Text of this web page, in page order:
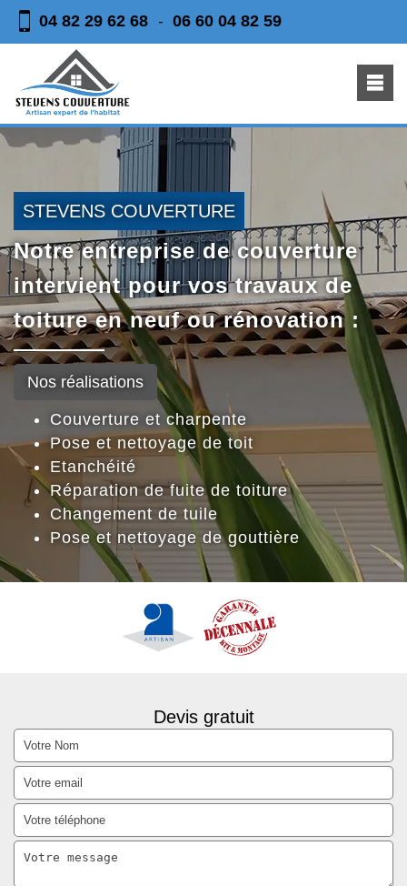
04 82 29 62 68 - 06 60 04 82 59
STEVENS COUVERTURE
Notre entreprise de couverture
intervient pour vos travaux de
toiture en neuf ou rénovation :
Nos réalisations
Couverture et charpente
Pose et nettoyage de toit
Etanchéité
Réparation de fuite de toiture
Changement de tuile
Pose et nettoyage de gouttière
Devis gratuit